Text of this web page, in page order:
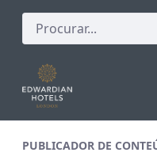
PUBLICADOR DE